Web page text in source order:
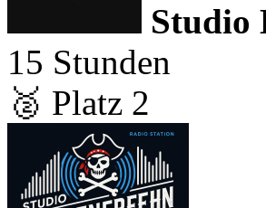
Studio
15 Stunden
🥈 Platz 2